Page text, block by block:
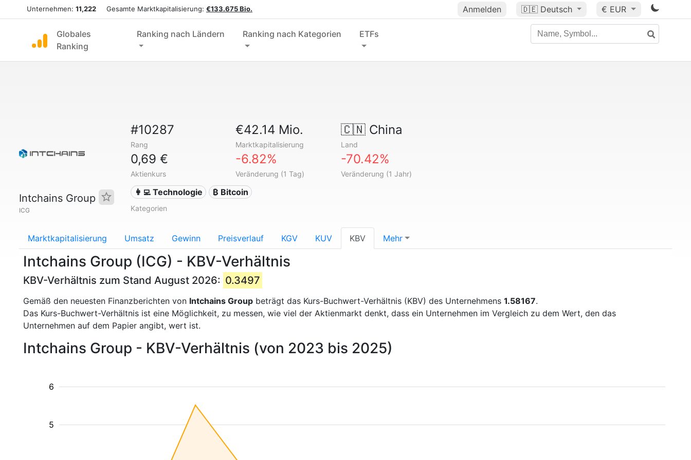
Unternehmen: 11,222 Gesamte Marktkapitalisierung: €133.675 Bio. Anmelden 🇩🇪 Deutsch € EUR
Globales
Ranking
Ranking nach Ländern Ranking nach Kategorien ETFs
Intchains Group
ICG
#10287
Rang
€42.14 Mio.
Marktkapitalisierung
🇨🇳China
Land
0,69 €
Aktienkurs
-6.82%
Veränderung (1 Tag)
-70.42%
Veränderung (1 Jahr)
👩‍💻 Technologie ₿ Bitcoin
Kategorien
Marktkapitalisierung Umsatz Gewinn Preisverlauf KGV KUV KBV Mehr
Intchains Group (ICG) - KBV-Verhältnis
KBV-Verhältnis zum Stand August 2026: 0.3497
Gemäß den neuesten Finanzberichten von Intchains Group beträgt das Kurs-Buchwert-Verhältnis (KBV) des Unternehmens 1.58167.
Das Kurs-Buchwert-Verhältnis ist eine Möglichkeit, zu messen, wie viel der Aktienmarkt denkt, dass ein Unternehmen im Vergleich zu dem Wert, den das
Unternehmen auf dem Papier angibt, wert ist.
Intchains Group - KBV-Verhältnis (von 2023 bis 2025)
5
6